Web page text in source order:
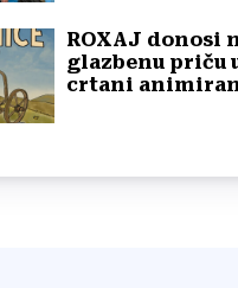
ROXAJ donosi
glazbenu priču
crtani